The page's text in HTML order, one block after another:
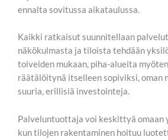
ennalta sovitussa aikataulussa.
Kaikki ratkaisut suunnitellaan
näkökulmasta ja tiloista tehdään
toiveiden mukaan, piha-alueita
räätälöitynä itselleen sopiviksi, oman
suuria, erillisiä investointeja.
Palveluntuottaja voi keskittyä omaan
kun tilojen rakentaminen hoituu